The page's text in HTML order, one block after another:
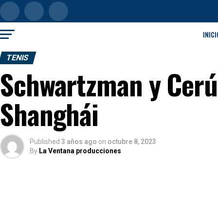
TENIS
Schwartzman y
Shanghái
Published 3 años ago on octubre 8, 2023
By La Ventana producciones